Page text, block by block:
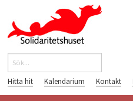
Hoppa till huvudinnehåll
Sökformulär
Hitta hit Kalendarium Kontakt